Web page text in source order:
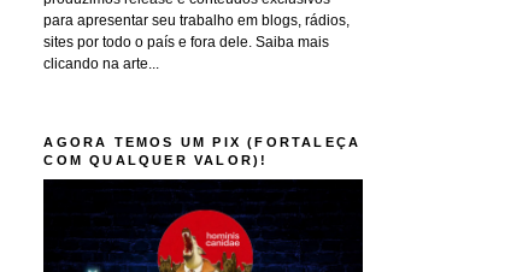
para apresentar seu trabalho em blogs, rádios,
sites por todo o país e fora dele. Saiba mais
clicando na arte...
AGORA TEMOS UM PIX (FORTALEÇA
COM QUALQUER VALOR)!